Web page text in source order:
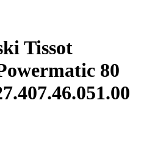
Tissot
80